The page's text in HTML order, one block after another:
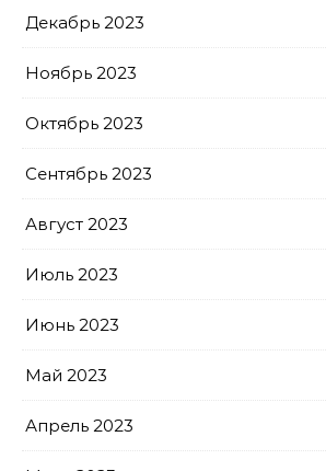
Декабрь 2023
Ноябрь 2023
Октябрь 2023
Сентябрь 2023
Август 2023
Июль 2023
Июнь 2023
Май 2023
Апрель 2023